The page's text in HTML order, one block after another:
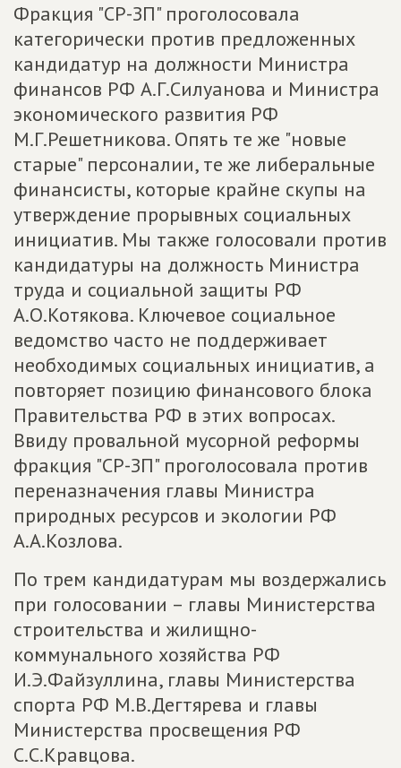
Фракция "СР-ЗП" проголосовала
категорически против предложенных
кандидатур на должности Министра
финансов РФ А.Г.Силуанова и Министра
экономического развития РФ
М.Г.Решетникова. Опять те же "новые
старые" персоналии, те же либеральные
финансисты, которые крайне скупы на
утверждение прорывных социальных
инициатив. Мы также голосовали против
кандидатуры на должность Министра
труда и социальной защиты РФ
А.О.Котякова. Ключевое социальное
ведомство часто не поддерживает
необходимых социальных инициатив, а
повторяет позицию финансового блока
Правительства РФ в этих вопросах.
Ввиду провальной мусорной реформы
фракция "СР-ЗП" проголосовала против
переназначения главы Министра
природных ресурсов и экологии РФ
А.А.Козлова.
По трем кандидатурам мы воздержались
при голосовании – главы Министерства
строительства и жилищно-
коммунального хозяйства РФ
И.Э.Файзуллина, главы Министерства
спорта РФ М.В.Дегтярева и главы
Министерства просвещения РФ
С.С.Кравцова.